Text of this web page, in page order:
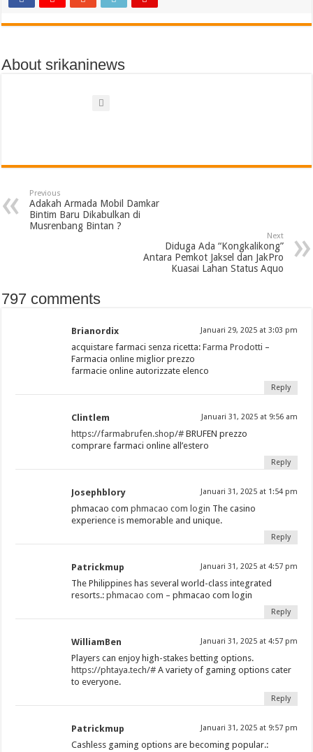
About srikaninews
Previous
Adakah Armada Mobil Damkar
Bintim Baru Dikabulkan di
Musrenbang Bintan ?
Next
Diduga Ada “Kongkalikong”
Antara Pemkot Jaksel dan JakPro
Kuasai Lahan Status Aquo
797 comments
Brianordix Januari 29, 2025 at 3:03 pm
acquistare farmaci senza ricetta:Farma Prodotti –
Farmacia online miglior prezzo
farmacie online autorizzate elenco
Reply
Clintlem Januari 31, 2025 at 9:56 am
https://farmabrufen.shop/# BRUFEN prezzo
comprare farmaci online all’estero
Reply
Josephblory Januari 31, 2025 at 1:54 pm
phmacao comphmacao com login The casino
experience is memorable and unique.
Reply
Patrickmup Januari 31, 2025 at 4:57 pm
The Philippines has several world-class integrated
resorts.:phmacao com – phmacao com login
Reply
WilliamBen Januari 31, 2025 at 4:57 pm
Players can enjoy high-stakes betting options.
https://phtaya.tech/# A variety of gaming options cater
to everyone.
Reply
Patrickmup Januari 31, 2025 at 9:57 pm
Cashless gaming options are becoming popular.: